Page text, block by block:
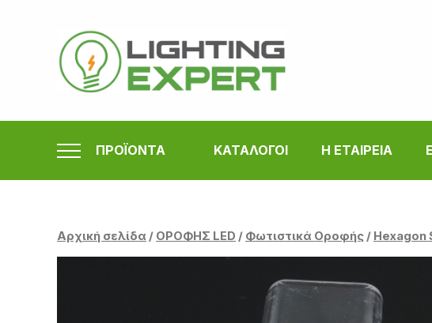
περιεχόμενο
ΠΡΟΪΟΝΤΑ ΚΑΤΑΛΟΓΟΙ Η ΕΤΑΙΡΕΙΑ
Αρχική σελίδα / ΟΡΟΦΗΣ LED / Φωτιστικά Οροφής / Hexagon